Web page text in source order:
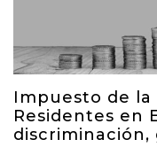
Impuesto de la
Residentes en
discriminación,